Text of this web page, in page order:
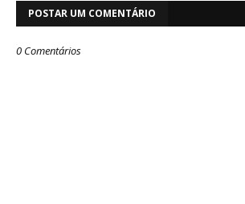
POSTAR UM COMENTÁRIO
0 Comentários